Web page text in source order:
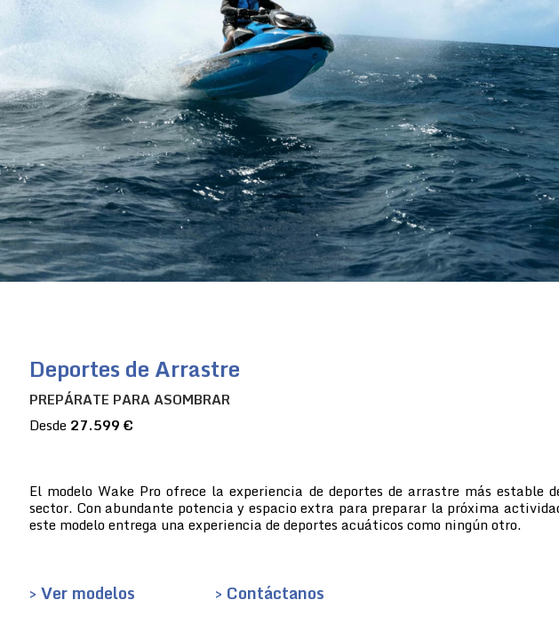
Deportes de Arrastre
PREPÁRATE PARA ASOMBRAR
Desde 27.599 €
El modelo Wake Pro ofrece la experiencia de deportes de arrastre más estable
sector. Con abundante potencia y espacio extra para preparar la próxima
este modelo entrega una experiencia de deportes acuáticos como ningún otro.
> Ver modelos > Contáctanos